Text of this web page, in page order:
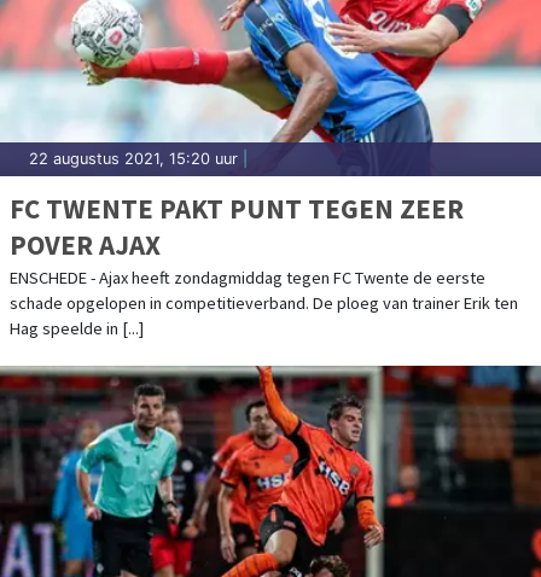
22 augustus 2021, 15:20 uur
FC TWENTE PAKT PUNT TEGEN ZEER
POVER AJAX
ENSCHEDE - Ajax heeft zondagmiddag tegen FC Twente de eerste
schade opgelopen in competitieverband. De ploeg van trainer Erik ten
Hag speelde in [...]